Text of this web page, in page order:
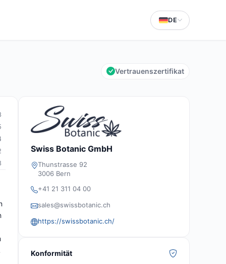
DE
Vertrauenszertifikat
Swiss Botanic GmbH
Thunstrasse 92
3006 Bern
+41 21 311 04 00
sales@swissbotanic.ch
https://swissbotanic.ch/
Konformität